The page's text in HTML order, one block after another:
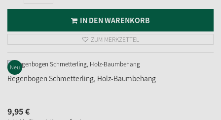
IN DEN WARENKORB
ZUM MERKZETTEL
Neu
Regenbogen Schmetterling, Holz-Baumbehang
9,95€